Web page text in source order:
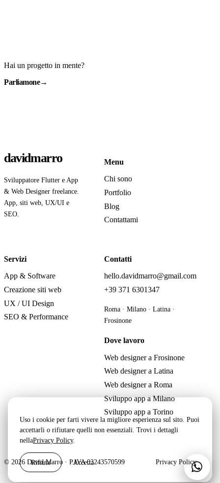
Hai un progetto in mente?
Parliamone→
davidmarro
Sviluppatore Flutter e App
& Web Designer freelance.
App, siti web, UX/UI e
SEO.
Menu
Chi sono
Portfolio
Blog
Contattami
Servizi
App & Software
Creazione siti web
UX / UI Design
SEO & Performance
Contatti
hello.davidmarro@gmail.com
+39 371 6301347
Roma · Milano · Latina ·
Frosinone
Dove lavoro
Web designer a Frosinone
Web designer a Latina
Web designer a Roma
Sviluppo app a Milano
Sviluppo app a Torino
© 2026 David Marro · P.IVA 03243570599 Privacy Policy
Uso i cookie per farti vivere la migliore esperienza sul sito. Puoi
accettarli o rifiutare quelli non essenziali. Trovi i dettagli
nellaPrivacy Policy.
Rifiuta Accetta